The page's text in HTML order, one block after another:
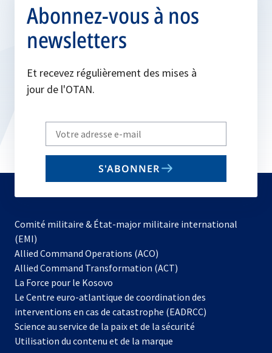
Abonnez-vous à nos
newsletters
Et recevez régulièrement des mises à
jour de l'OTAN.
Write
your
email
S'ABONNER
Comité militaire & État-major militaire international
(EMI)
Allied Command Operations (ACO)
dans
nouvel
onglet
Allied Command Transformation (ACT)
La Force pour le Kosovo
dans
un
nouvel
onglet
Le Centre euro-atlantique de coordination des
interventions en cas de catastrophe (EADRCC)
Science au service de la paix et de la sécurité
Utilisation du contenu et de la marque